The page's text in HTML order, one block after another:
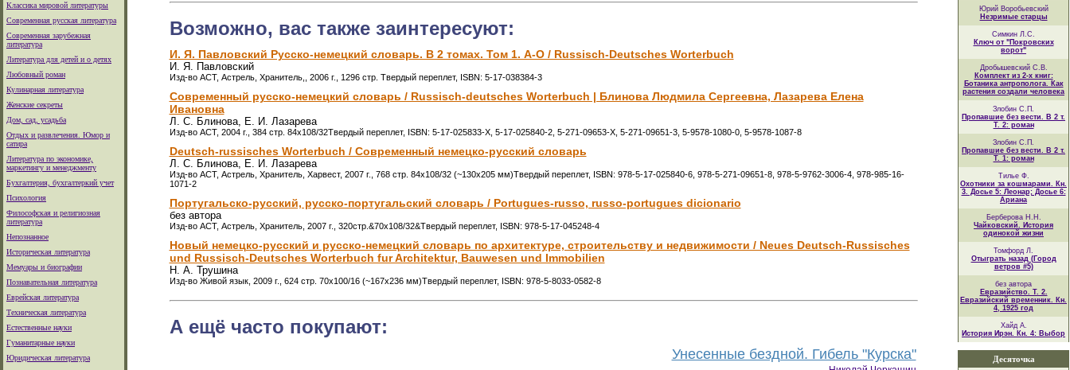
Классика мировой литературы
Современная русская литература
Современная зарубежная
литература
Литература для детей и о детях
Любовный роман
Кулинарная литература
Женские секреты
Дом, сад, усадьба
Отдых и развлечения. Юмор и
сатира
Литература по экономике,
маркетингу и менеджменту
Бухгалтерия, бухгалтеркий учет
Психология
Философская и религиозная
литература
Непознанное
Историческая литература
Мемуары и биографии
Познавательная литература
Еврейская литература
Техническая литература
Естественные науки
Гуманитарные науки
Юридическая литература
Возможно, вас также заинтересуют:
И. Я. Павловский Русско-немецкий словарь. В 2 томах. Том 1. А-О / Russisch-Deutsches Worterbuch
И. Я. Павловский
Изд-во АСТ, Астрель, Хранитель,, 2006 г., 1296 стр. Твердый переплет, ISBN: 5-17-038384-3
Современный русско-немецкий словарь / Russisch-deutsches Worterbuch | Блинова Людмила Сергеевна, Лазарева Елена
Ивановна
Л. С. Блинова, Е. И. Лазарева
Изд-во АСТ, 2004 г., 384 стр. 84x108/32Твердый переплет, ISBN: 5-17-025833-X, 5-17-025840-2, 5-271-09653-X, 5-271-09651-3, 5-9578-1080-0, 5-9578-1087-8
Deutsch-russisches Worterbuch / Современный немецко-русский словарь
Л. С. Блинова, Е. И. Лазарева
Изд-во АСТ, Астрель, Хранитель, Харвест, 2007 г., 768 стр. 84x108/32 (~130х205 мм)Твердый переплет, ISBN: 978-5-17-025840-6, 978-5-271-09651-8, 978-5-9762-3006-4, 978-985-16-
1071-2
Португальско-русский, русско-португальский словарь / Portugues-russo, russo-portugues dicionario
без автора
Изд-во АСТ, Астрель, Хранитель, 2007 г., 320стр.&70x108/32&Твердый переплет, ISBN: 978-5-17-045248-4
Новый немецко-русский и русско-немецкий словарь по архитектуре, строительству и недвижимости / Neues Deutsch-Russisches
und Russisch-Deutsches Worterbuch fur Architektur, Bauwesen und Immobilien
Н. А. Трушина
Изд-во Живой язык, 2009 г., 624 стр. 70x100/16 (~167x236 мм)Твердый переплет, ISBN: 978-5-8033-0582-8
А ещё часто покупают:
Унесенные бездной. Гибель "Курска"
Юрий Воробьевский
Незримые старцы
Симкин Л.С.
Ключ от "Покровских
ворот"
Дробышевский С.В.
Комплект из 2-х книг:
Ботаника антрополога. Как
растения создали человека
Злобин С.П.
Пропавшие без вести. В 2 т.
Т. 2: роман
Злобин С.П.
Пропавшие без вести. В 2 т.
Т. 1: роман
Тилье Ф.
Охотники за кошмарами. Кн.
3. Досье 5: Леонар; Досье 6:
Ариана
Берберова Н.Н.
Чайковский. История
одинокой жизни
Томфорд Л.
Отыграть назад (Город
ветров #5)
без автора
Евразийство. Т. 2.
Евразийский временник. Кн.
4, 1925 год
Хайд А.
История Ирэн. Кн. 4: Выбор
Десяточка